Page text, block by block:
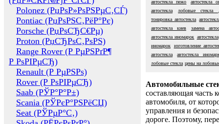
Polonez (РџРѕР»РѕРЅРµС‚СЃ)
Pontiac (РџРѕРЅС‚РёР°Рє)
Porsche (РџРѕСЂС€Рµ)
Proton (РџСЂРѕС‚РѕРЅ)
Range Rover (Р РµРЅРґР¶
Р РѕРІРµСЂ)
Renault (Р РµРЅРѕ)
Rover (Р РѕРІРµСЂ)
Saab (РЎР°Р°Р±)
Scania (РЎРєР°РЅРёСЏ)
Seat (РЎРµР°С‚)
автостекла пежо
автостекла
автостекла
лобовые стекла
тонировка автостекла
автостекла киев
замена
автостекла иномарок автостекла
иномарок
изготовление
автостекла
автостекла
лобовые стекла цены на
Автомобильные
составляющая часть
автомобиля, от
управления и
дороге. Поэтому,